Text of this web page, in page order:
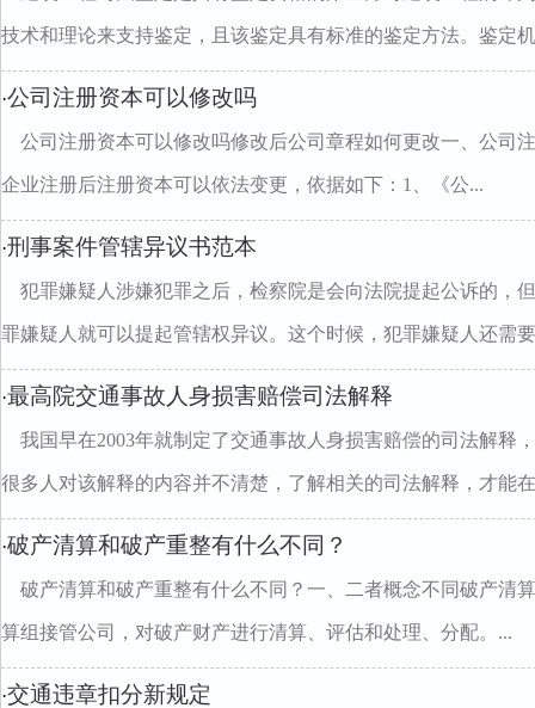
技术和理论来支持鉴定，且该鉴定具有标准的鉴定方法。鉴定
·公司注册资本可以修改吗
公司注册资本可以修改吗修改后公司章程如何更改一、公司
企业注册后注册资本可以依法变更，依据如下：1、《公...
·刑事案件管辖异议书范本
犯罪嫌疑人涉嫌犯罪之后，检察院是会向法院提起公诉的，
罪嫌疑人就可以提起管辖权异议。这个时候，犯罪嫌疑人还需
·最高院交通事故人身损害赔偿司法解释
我国早在2003年就制定了交通事故人身损害赔偿的司法解释
很多人对该解释的内容并不清楚，了解相关的司法解释，才能
·破产清算和破产重整有什么不同？
破产清算和破产重整有什么不同？一、二者概念不同破产清
算组接管公司，对破产财产进行清算、评估和处理、分配。...
·交通违章扣分新规定